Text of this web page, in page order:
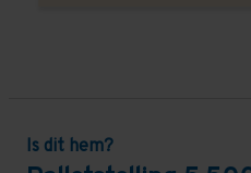
Is dit hem?